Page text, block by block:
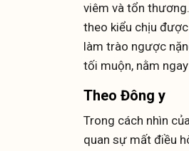
viêm và tổn
theo kiểu chịu
làm trào ngược
tối muộn, nằm
Theo Đông y
Trong cách nhìn
quan sự mất điều